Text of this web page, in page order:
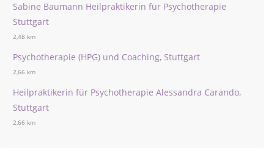
Sabine Baumann Heilpraktikerin für Psychotherapie
Stuttgart
2,48 km
Psychotherapie (HPG) und Coaching, Stuttgart
2,66 km
Heilpraktikerin für Psychotherapie Alessandra Carando,
Stuttgart
2,66 km